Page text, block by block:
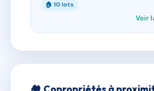
🏠 10 lots
Voir